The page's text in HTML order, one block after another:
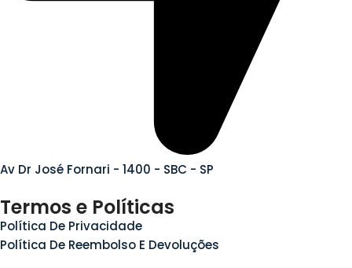
Av Dr José Fornari - 1400 - SBC - SP
Termos e Políticas
Política De Privacidade
Política De Reembolso E Devoluções